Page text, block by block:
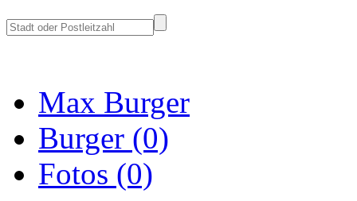
Max Burger
Burger (0)
Fotos (0)